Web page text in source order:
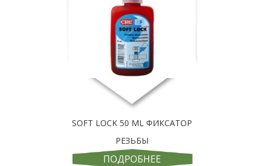
SOFT LOCK 50 ML ФИКСАТОР
РЕЗЬБЫ
ПОДРОБНЕЕ